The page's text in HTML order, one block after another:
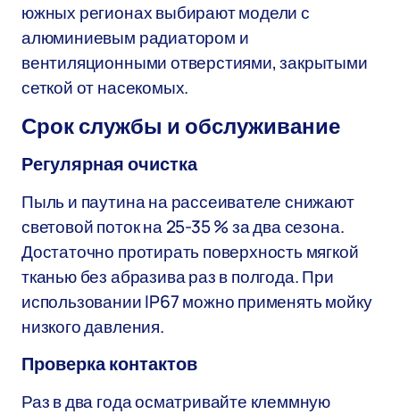
южных регионах выбирают модели с
алюминиевым радиатором и
вентиляционными отверстиями, закрытыми
сеткой от насекомых.
Срок службы и обслуживание
Регулярная очистка
Пыль и паутина на рассеивателе снижают
световой поток на 25-35 % за два сезона.
Достаточно протирать поверхность мягкой
тканью без абразива раз в полгода. При
использовании IP67 можно применять мойку
низкого давления.
Проверка контактов
Раз в два года осматривайте клеммную